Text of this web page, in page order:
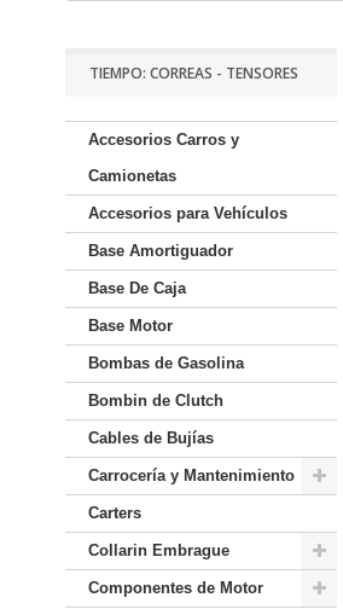
TIEMPO: CORREAS - TENSORES
Accesorios Carros y
Camionetas
Accesorios para Vehículos
Base Amortiguador
Base De Caja
Base Motor
Bombas de Gasolina
Bombin de Clutch
Cables de Bujías
Carrocería y Mantenimiento
Carters
Collarin Embrague
Componentes de Motor